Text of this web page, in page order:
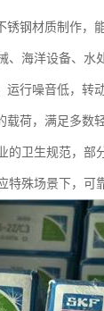
钢材质制作
海洋设备、水
行噪音低，
荷，满足多数
的卫生规范，
殊场景下，可